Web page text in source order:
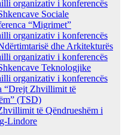
organizativ i konferencës
Sociale
“Migrimet”
organizativ i konferencës
dhe Arkitekturës
organizativ i konferencës
Teknologjike
organizativ i konferencës
“Drejt Zhvillimit të
(TSD)
të Qëndrueshëm i
Lindore